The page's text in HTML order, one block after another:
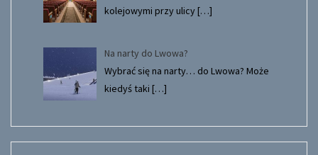
kolejowymi przy ulicy[…]
Na narty do Lwowa?
Wybrać się na narty… do Lwowa? Może
kiedyś taki […]